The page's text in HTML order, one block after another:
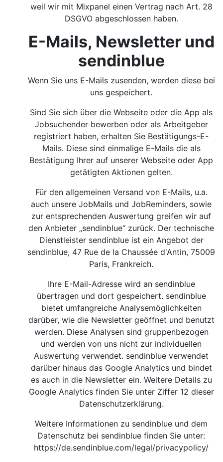
weil wir mit Mixpanel einen Vertrag nach Art. 28
DSGVO abgeschlossen haben.
E-Mails, Newsletter und
sendinblue
Wenn Sie uns E-Mails zusenden, werden diese bei
uns gespeichert.
Sind Sie sich über die Webseite oder die App als
Jobsuchender bewerben oder als Arbeitgeber
registriert haben, erhalten Sie Bestätigungs-E-
Mails. Diese sind einmalige E-Mails die als
Bestätigung Ihrer auf unserer Webseite oder App
getätigten Aktionen gelten.
Für den allgemeinen Versand von E-Mails, u.a.
auch unsere JobMails und JobReminders, sowie
zur entsprechenden Auswertung greifen wir auf
den Anbieter „sendinblue“ zurück. Der technische
Dienstleister sendinblue ist ein Angebot der
sendinblue, 47 Rue de la Chaussée d'Antin, 75009
Paris, Frankreich.
Ihre E-Mail-Adresse wird an sendinblue
übertragen und dort gespeichert. sendinblue
bietet umfangreiche Analysemöglichkeiten
darüber, wie die Newsletter geöffnet und benutzt
werden. Diese Analysen sind gruppenbezogen
und werden von uns nicht zur individuellen
Auswertung verwendet. sendinblue verwendet
darüber hinaus das Google Analytics und bindet
es auch in die Newsletter ein. Weitere Details zu
Google Analytics finden Sie unter Ziffer 12 dieser
Datenschutzerklärung.
Weitere Informationen zu sendinblue und dem
Datenschutz bei sendinblue finden Sie unter:
https://de.sendinblue.com/legal/privacypolicy/